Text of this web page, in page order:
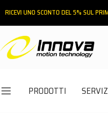
RICEVI UNO SCONTO DEL 5% SUL
PRODOTTI